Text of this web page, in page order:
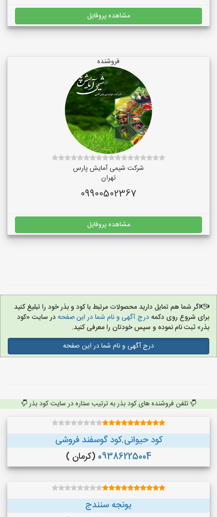
مشاهده پروفایل
فروشنده
شرکت شیمی آمایش پارس
تهران
09900502367
مشاهده پروفایل
اگر شما هم تمایل دارید محصولات مرتبط با کود و بذر خود را تبلیغ کنید
برای شروع روی دکمهدرج آگهی و نام شما در این صفحهدر سایت «کود
بذر» ثبت نام نموده و سپس خودتان را معرفی کنید.
درج آگهی و نام شما در این صفحه
تلفن فروشنده های کود بذر به ترتیب ستاره در سایت کود بذر
کود حیوانی.کود گوسفند فروشی
09386225004 (کرمان )
یونجه سنندج